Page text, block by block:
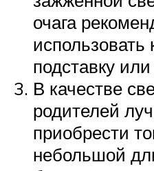
очага
использовать
подставку
В качестве
родителей
приобрести
небольшой